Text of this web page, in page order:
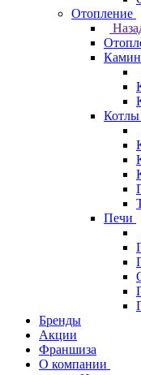
Отопление
Котлы
Печи
Бренды
Акции
Франшиза
О компании